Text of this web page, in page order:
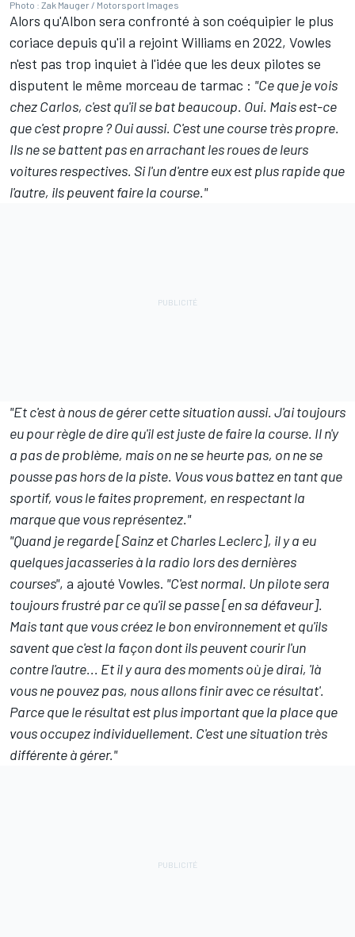
Photo : Zak Mauger / Motorsport Images
Alors qu'Albon sera confronté à son coéquipier le plus
coriace depuis qu'il a rejoint Williams en 2022, Vowles
n'est pas trop inquiet à l'idée que les deux pilotes se
disputent le même morceau de tarmac : "Ce que je vois
chez Carlos, c'est qu'il se bat beaucoup. Oui. Mais est-ce
que c'est propre ? Oui aussi. C'est une course très propre.
Ils ne se battent pas en arrachant les roues de leurs
voitures respectives. Si l'un d'entre eux est plus rapide que
l'autre, ils peuvent faire la course."
"Et c'est à nous de gérer cette situation aussi. J'ai toujours
eu pour règle de dire qu'il est juste de faire la course. Il n'y
a pas de problème, mais on ne se heurte pas, on ne se
pousse pas hors de la piste. Vous vous battez en tant que
sportif, vous le faites proprement, en respectant la
marque que vous représentez."
"Quand je regarde [Sainz etCharles Leclerc], il y a eu
quelques jacasseries à la radio lors des dernières
courses", a ajouté Vowles. "C'est normal. Un pilote sera
toujours frustré par ce qu'il se passe [en sa défaveur].
Mais tant que vous créez le bon environnement et qu'ils
savent que c'est la façon dont ils peuvent courir l'un
contre l'autre... Et il y aura des moments où je dirai, 'là
vous ne pouvez pas, nous allons finir avec ce résultat'.
Parce que le résultat est plus important que la place que
vous occupez individuellement. C'est une situation très
différente à gérer."